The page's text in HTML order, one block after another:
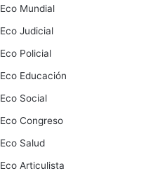
Eco Mundial
Eco Judicial
Eco Policial
Eco Educación
Eco Social
Eco Congreso
Eco Salud
Eco Articulista